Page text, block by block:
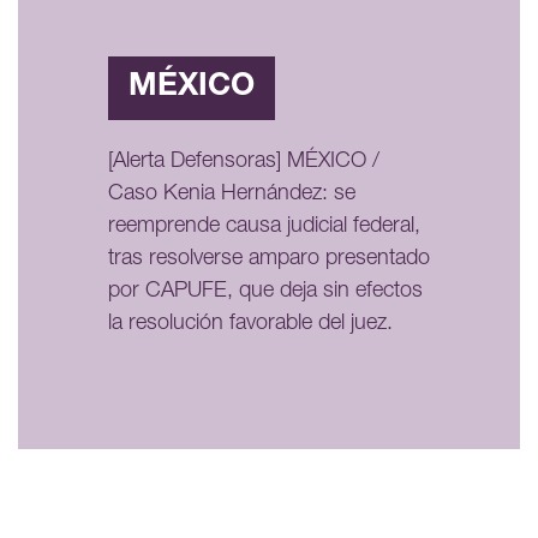
MÉXICO
[Alerta Defensoras] MÉXICO /
Caso Kenia Hernández: se
reemprende causa judicial federal,
tras resolverse amparo presentado
por CAPUFE, que deja sin efectos
la resolución favorable del juez.